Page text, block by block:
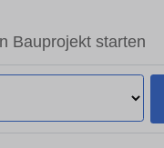
Bauprojekt starten